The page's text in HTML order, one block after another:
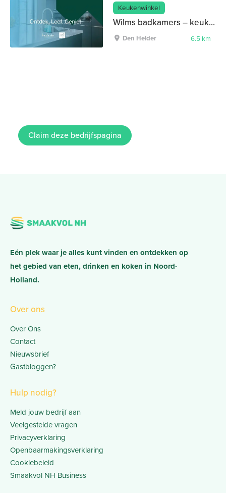
Keukenwinkel
Wilms badkamers – keukens
Den Helder 6.5 km
Claim deze bedrijfspagina
Eén plek waar je alles kunt vinden en ontdekken op
het gebied van eten, drinken en koken in Noord-
Holland.
Over ons
Over Ons
Contact
Nieuwsbrief
Gastbloggen?
Hulp nodig?
Meld jouw bedrijf aan
Veelgestelde vragen
Privacyverklaring
Openbaarmakingsverklaring
Cookiebeleid
Smaakvol NH Business